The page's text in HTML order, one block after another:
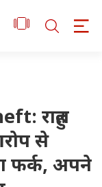
राहुल
से
फर्क, अपने